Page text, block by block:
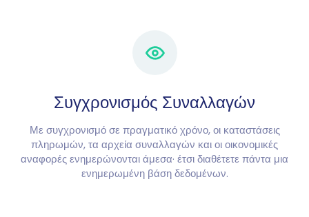
Συγχρονισμός Συναλλαγών
Με συγχρονισμό σε πραγματικό χρόνο, οι καταστάσεις
πληρωμών, τα αρχεία συναλλαγών και οι οικονομικές
αναφορές ενημερώνονται άμεσα· έτσι διαθέτετε πάντα μια
ενημερωμένη βάση δεδομένων.